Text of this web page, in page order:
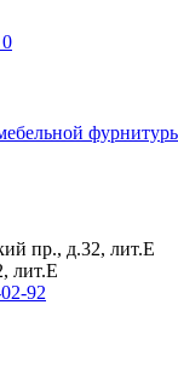
0
пр., д.32, лит.Е
лит.Е
92